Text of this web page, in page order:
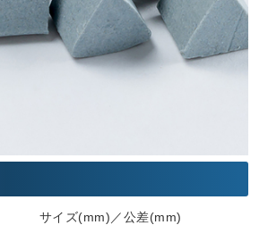
サイズ(mm)／公差(mm)